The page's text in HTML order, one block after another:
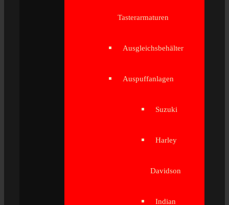
Tasterarmaturen
Ausgleichsbehälter
Auspuffanlagen
Suzuki
Harley
Davidson
Indian